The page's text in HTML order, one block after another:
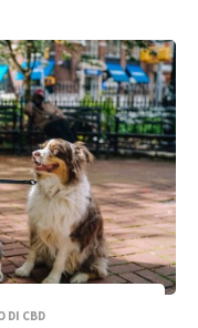
DI CBD